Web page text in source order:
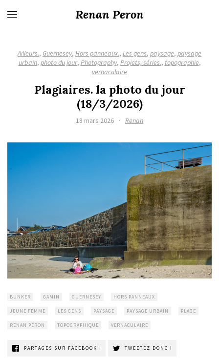
Renan Peron
Ailleurs., Guernesey, Hors panneaux., Les gens, paysage, paysage
urbain, photo du jour, Photography, Projets, séries., topographie,
vernaculaire
Plagiaires. la photo du jour
(18/3/2026)
18 mars 2026 · Renan
BUNKER GAMIN GUERNESEY HORS PANNEAUX
JEUNE FEMME LES GENS PAYSAGE PAYSAGE URBAIN PLAGE
RENAN PÉRON TOPOGRAPHIQUE VERNACULAIRE
PARTAGES SUR FACEBOOK ! TWEETEZ DONC !